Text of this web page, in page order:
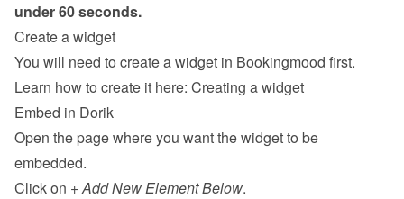
under 60 seconds.
Create a widget
You will need to create a widget in Bookingmood first.
Learn how to create it here: Creating a widget
Embed in Dorik
Open the page where you want the widget to be
embedded.
Click on + Add New Element Below.